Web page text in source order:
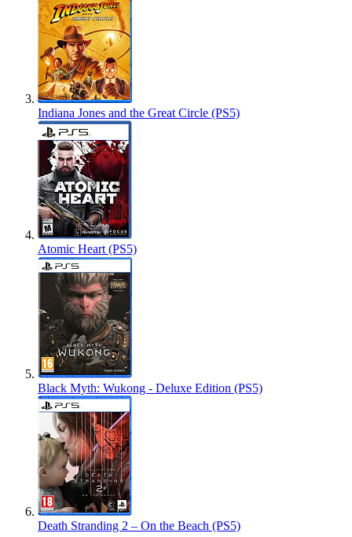
Indiana Jones and the Great Circle (PS5)
Atomic Heart (PS5)
Black Myth: Wukong - Deluxe Edition (PS5)
Death Stranding 2 – On the Beach (PS5)